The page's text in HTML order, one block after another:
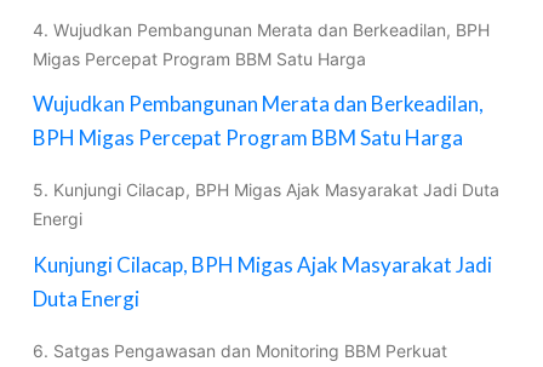
4. Wujudkan Pembangunan Merata dan Berkeadilan, BPH
Migas Percepat Program BBM Satu Harga
Wujudkan Pembangunan Merata dan Berkeadilan,
BPH Migas Percepat Program BBM Satu Harga
5. Kunjungi Cilacap, BPH Migas Ajak Masyarakat Jadi Duta
Energi
Kunjungi Cilacap, BPH Migas Ajak Masyarakat Jadi
Duta Energi
6. Satgas Pengawasan dan Monitoring BBM Perkuat